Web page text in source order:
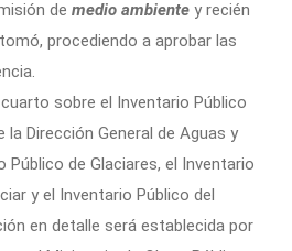
de medio ambiente y recién
procediendo a aprobar las
sobre el Inventario Público
la Dirección General de Aguas y
Público de Glaciares, el Inventario
y el Inventario Público del
en detalle será establecida por